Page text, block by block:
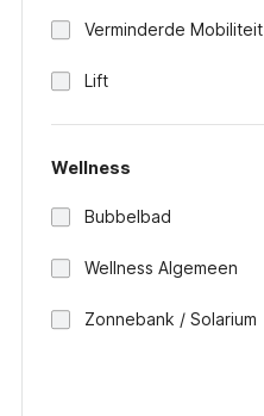
Verminderde Mobiliteit
Lift
Wellness
Bubbelbad
Wellness Algemeen
Zonnebank / Solarium